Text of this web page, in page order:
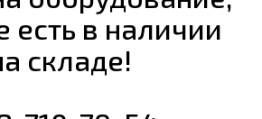
есть в наличии
складе!